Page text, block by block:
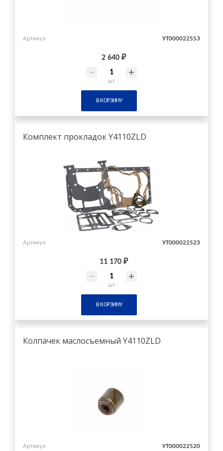
Артикул УТ000022553
2 640 ₽
шт
В КОРЗИНУ
Комплект прокладок Y4110ZLD
Артикул УТ000022523
11 170 ₽
шт
В КОРЗИНУ
Колпачек маслосъемный Y4110ZLD
Артикул УТ000022520